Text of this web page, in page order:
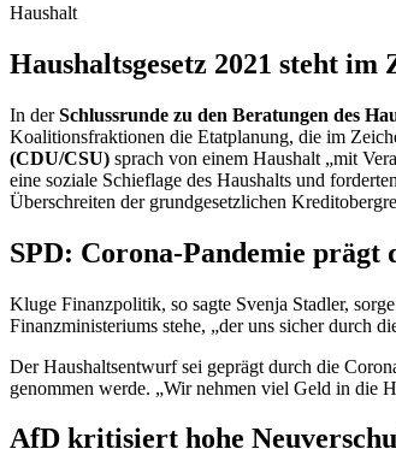
Haushalt
Haushaltsgesetz 2021 steht
In derSchlussrunde zu den Beratungen des
Koalitionsfraktionen die Etatplanung, die im
(CDU/CSU) sprach von einem Haushalt „mit
eine soziale Schieflage des Haushalts und
Überschreiten der grundgesetzlichen
SPD: Corona-Pandemie prägt
Kluge Finanzpolitik, so sagte Svenja Stadler,
Finanzministeriums stehe, „der uns sicher durch
Der Haushaltsentwurf sei geprägt durch die
genommen werde. „Wir nehmen viel Geld in die
AfD kritisiert hohe